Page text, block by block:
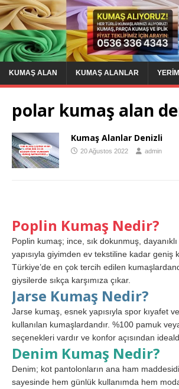
KUMAŞ ALAN KUMAŞ ALANLAR
polar kumaş alan
Kumaş Alanlar Denizli
20 Ağustos 2022 admin
Poplin Kumaş Nedir?
Poplin kumaş; ince, sık dokunmuş,
yapısıyla giyimden ev tekstiline kadar geniş
Türkiye’de en çok tercih edilen
giysilerde sıkça karşımıza çıkar.
Jarse Kumaş Nedir?
Jarse kumaş, esnek yapısıyla spor kıyafet
kullanılan kumaşlardandır. %100 pamuk
seçenekleri vardır ve konfor açısından
Denim Kumaş Nedir?
Denim; kot pantolonların ana ham
sayesinde hem günlük kullanımda hem